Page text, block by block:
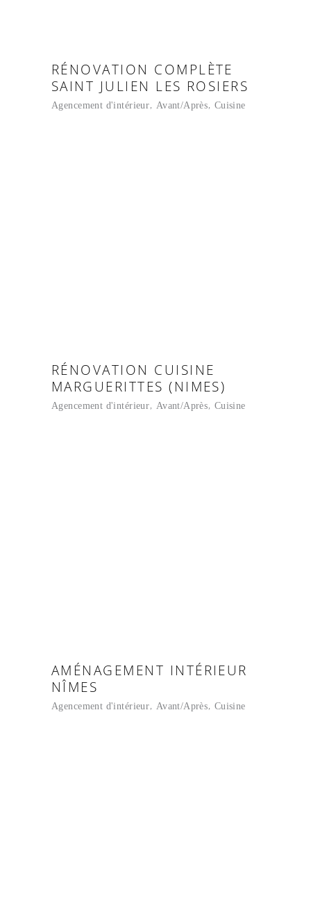
RÉNOVATION COMPLÈTE
SAINT JULIEN LES ROSIERS
Agencement d'intérieur Avant/Après Cuisine
RÉNOVATION CUISINE
MARGUERITTES (NIMES)
Agencement d'intérieur Avant/Après Cuisine
AMÉNAGEMENT INTÉRIEUR
NÎMES
Agencement d'intérieur Avant/Après Cuisine